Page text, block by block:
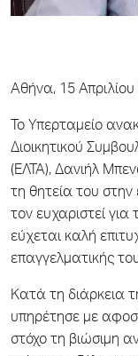
Αθήνα, 15
Το Υπερταμείο
Διοικητικού
(ΕΛΤΑ), Δανιήλ
τη θητεία του στην
τον ευχαριστεί
εύχεται καλή
επαγγελματικής
Κατά τη διάρκεια
υπηρέτησε με
στόχο τη βιώσιμη